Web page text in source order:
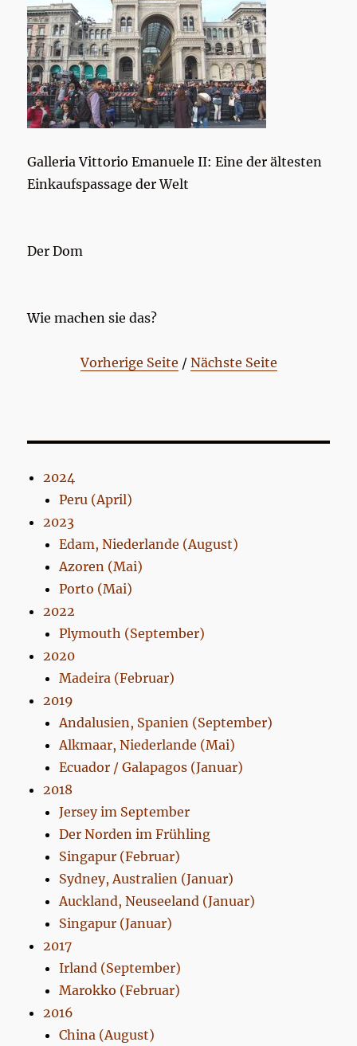
Galleria Vittorio Emanuele II: Eine der ältesten
Einkaufspassage der Welt
Der Dom
Wie machen sie das?
Vorherige Seite / Nächste Seite
2024
Peru (April)
2023
Edam, Niederlande (August)
Azoren (Mai)
Porto (Mai)
2022
Plymouth (September)
2020
Madeira (Februar)
2019
Andalusien, Spanien (September)
Alkmaar, Niederlande (Mai)
Ecuador / Galapagos (Januar)
2018
Jersey im September
Der Norden im Frühling
Singapur (Februar)
Sydney, Australien (Januar)
Auckland, Neuseeland (Januar)
Singapur (Januar)
2017
Irland (September)
Marokko (Februar)
2016
China (August)